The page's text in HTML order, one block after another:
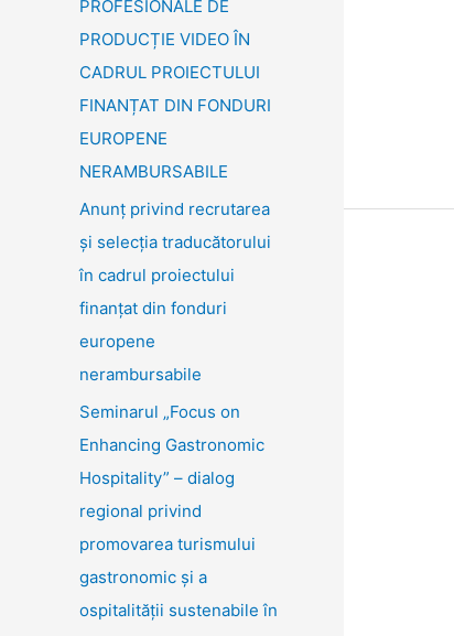
PROFESIONALE DE
PRODUCȚIE VIDEO ÎN
CADRUL PROIECTULUI
FINANȚAT DIN FONDURI
EUROPENE
NERAMBURSABILE
Anunț privind recrutarea
și selecția traducătorului
în cadrul proiectului
finanțat din fonduri
europene
nerambursabile
Seminarul „Focus on
Enhancing Gastronomic
Hospitality” – dialog
regional privind
promovarea turismului
gastronomic și a
ospitalității sustenabile în